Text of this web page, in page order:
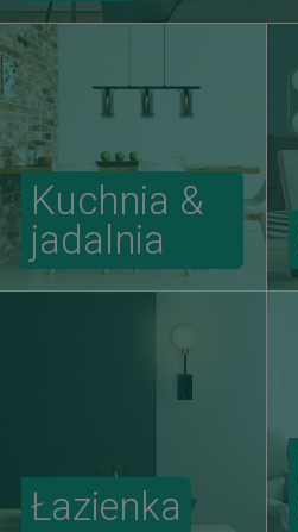
Kuchnia &
jadalnia
Łazienka